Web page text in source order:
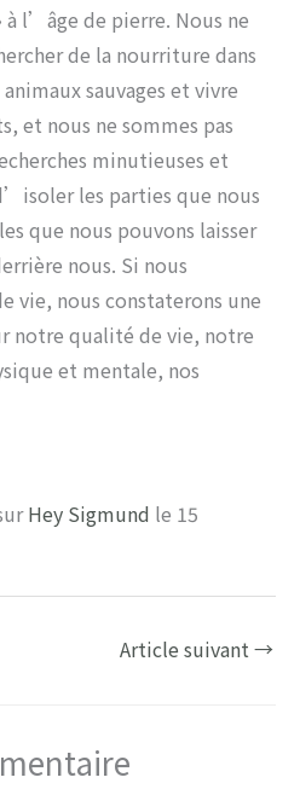
l’âge de pierre. Nous ne
de la nourriture dans
sauvages et vivre
et nous ne sommes pas
minutieuses et
les parties que nous
que nous pouvons laisser
nous. Si nous
vie, nous constaterons une
notre qualité de vie, notre
et mentale, nos
Hey Sigmund le 15
Article suivant →